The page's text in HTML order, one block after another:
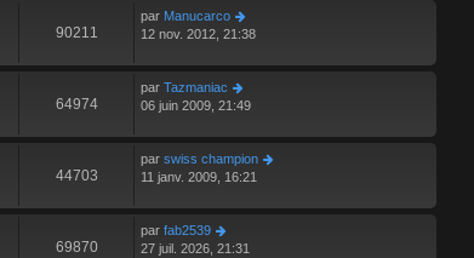
90211
par Manucarco
12 nov. 2012, 21:38
64974
par Tazmaniac
06 juin 2009, 21:49
44703
par swiss champion
11 janv. 2009, 16:21
69870
par fab2539
27 juil. 2026, 21:31